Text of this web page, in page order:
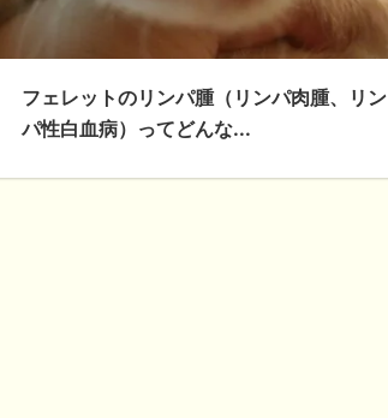
フェレットのリンパ腫（リンパ肉腫、リン
パ性白血病）ってどんな...